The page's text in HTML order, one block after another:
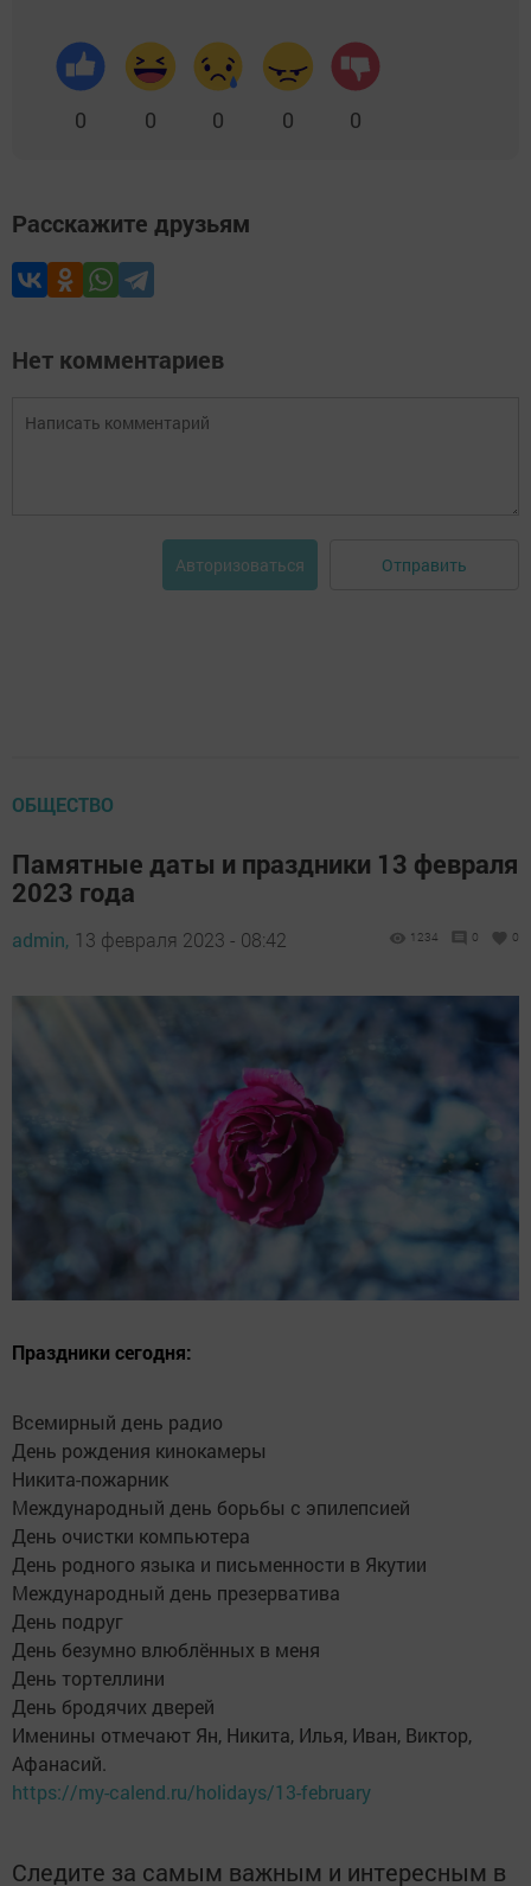
0 0 0 0 0
Расскажите друзьям
Нет комментариев
Авторизоваться Отправить
ОБЩЕСТВО
Памятные даты и праздники 13 февраля
2023 года
admin, 13 февраля 2023 - 08:42 1234 0 0
Праздники сегодня:
Всемирный день радио
День рождения кинокамеры
Никита-пожарник
Международный день борьбы с эпилепсией
День очистки компьютера
День родного языка и письменности в Якутии
Международный день презерватива
День подруг
День безумно влюблённых в меня
День тортеллини
День бродячих дверей
Именины отмечают Ян, Никита, Илья, Иван, Виктор,
Афанасий.
https://my-calend.ru/holidays/13-february
Следите за самым важным и интересным в